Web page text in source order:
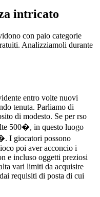
intricato
con paio categorie
Analizziamoli durante
entro volte nuovi
tenuta. Parliamo di
di modesto. Se per rso
500�, in questo luogo
I giocatori possono
poi aver acconcio i
e incluso oggetti preziosi
vari limiti da acquisire
requisiti di posta di cui